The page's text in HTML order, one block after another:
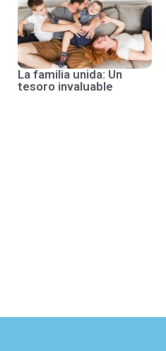
La familia unida: Un
tesoro invaluable